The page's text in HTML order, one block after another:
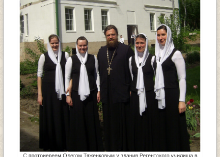
С протоиереем Олегом Тяженковым у здания Регентского училища в